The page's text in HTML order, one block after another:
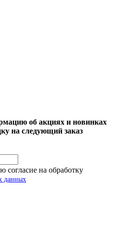
об акциях и новинках
на следующий заказ
согласие на обработку
данных